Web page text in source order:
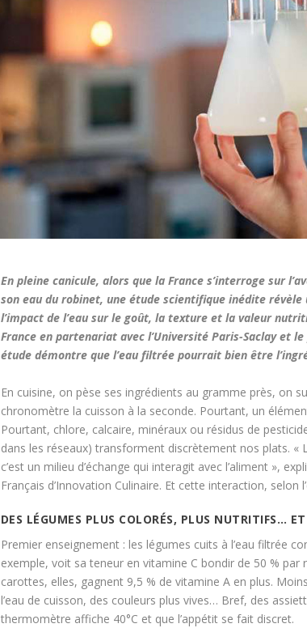
En pleine canicule, alors que la France s’interroge sur
son eau du robinet, une étude scientifique inédite
l’impact de l’eau sur le goût, la texture et la valeur
France en partenariat avec l’Université Paris-Saclay et
étude démontre que l’eau filtrée pourrait bien être
En cuisine, on pèse ses ingrédients au gramme près, on
chronomètre la cuisson à la seconde. Pourtant, un
Pourtant, chlore, calcaire, minéraux ou résidus de
dans les réseaux) transforment discrètement nos plats. «
c’est un milieu d’échange qui interagit avec l’aliment »,
Français d’Innovation Culinaire. Et cette interaction, selon
DES LÉGUMES PLUS COLORÉS, PLUS NUTRITIFS…
Premier enseignement : les légumes cuits à l’eau filtrée
exemple, voit sa teneur en vitamine C bondir de 50 % par
carottes, elles, gagnent 9,5 % de vitamine A en plus.
l’eau de cuisson, des couleurs plus vives… Bref, des
thermomètre affiche 40°C et que l’appétit se fait discret.